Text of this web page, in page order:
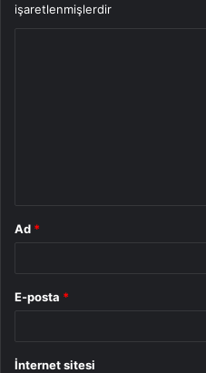
işaretlenmişlerdir
Ad *
E-posta *
İnternet sitesi